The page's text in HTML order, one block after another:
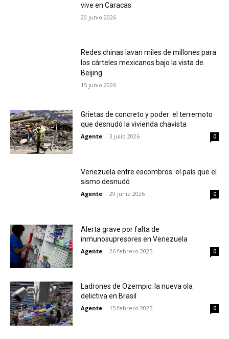
vive en Caracas
20 junio 2026
Redes chinas lavan miles de millones para
los cárteles mexicanos bajo la vista de
Beijing
15 junio 2026
Grietas de concreto y poder: el terremoto
que desnudó la vivienda chavista
Agente - 3 julio 2026 0
Venezuela entre escombros: el país que el
sismo desnudó
Agente - 29 junio 2026 0
Alerta grave por falta de
inmunosupresores en Venezuela
Agente - 26 febrero 2025 0
Ladrones de Ozempic: la nueva ola
delictiva en Brasil
Agente - 15 febrero 2025 0